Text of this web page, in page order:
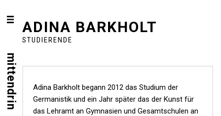
ADINA BARKHOLT
STUDIERENDE
Adina Barkholt begann 2012 das Studium der
Germanistik und ein Jahr später das der Kunst für
das Lehramt an Gymnasien und Gesamtschulen an
mittendrin